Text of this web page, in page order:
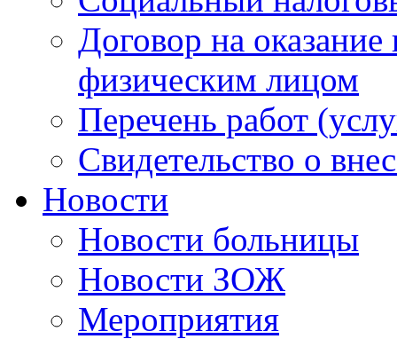
Договор на
физическим лицом
Перечень работ
Свидетельство о
Новости
Новости больницы
Новости ЗОЖ
Мероприятия